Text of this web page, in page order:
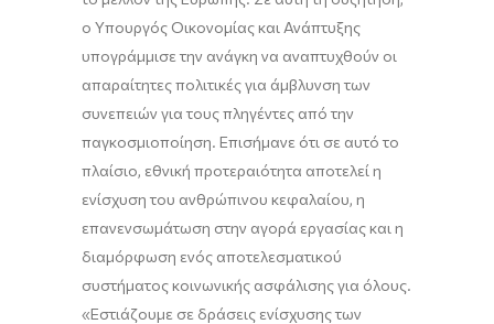
ο Υπουργός Οικονομίας και Ανάπτυξης
υπογράμμισε την ανάγκη να αναπτυχθούν οι
απαραίτητες πολιτικές για άμβλυνση των
συνεπειών για τους πληγέντες από την
παγκοσμιοποίηση. Επισήμανε ότι σε αυτό το
πλαίσιο, εθνική προτεραιότητα αποτελεί η
ενίσχυση του ανθρώπινου κεφαλαίου, η
επανενσωμάτωση στην αγορά εργασίας και η
διαμόρφωση ενός αποτελεσματικού
συστήματος κοινωνικής ασφάλισης για όλους.
«Εστιάζουμε σε δράσεις ενίσχυσης των